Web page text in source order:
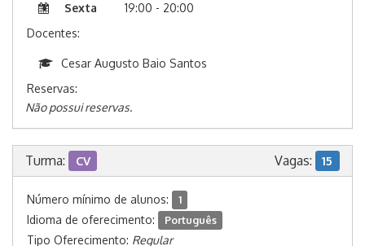
Sexta
19:00 - 20:00
Docentes:
Cesar Augusto Baio Santos
Reservas:
Não possui reservas.
Turma: CV Vagas: 15
Número mínimo de alunos: 1
Idioma de oferecimento: Português
Tipo Oferecimento: Regular